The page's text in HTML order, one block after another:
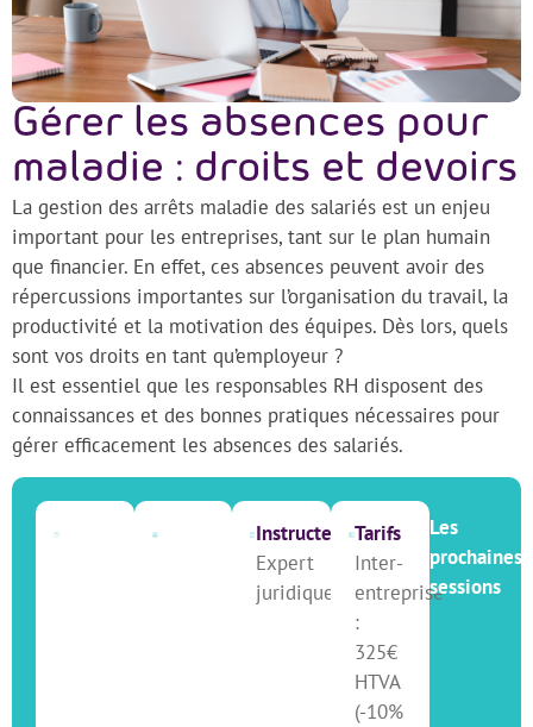
Gérer les absences pour
maladie : droits et devoirs
La gestion des arrêts maladie des salariés est un enjeu
important pour les entreprises, tant sur le plan humain
que financier. En effet, ces absences peuvent avoir des
répercussions importantes sur l’organisation du travail, la
productivité et la motivation des équipes. Dès lors, quels
sont vos droits en tant qu’employeur ?
Il est essentiel que les responsables RH disposent des
connaissances et des bonnes pratiques nécessaires pour
gérer efficacement les absences des salariés.
Instructeur
Expert
juridique
Tarifs
Inter-
entreprise
:
325€
HTVA
(-10%
Les
prochaines
sessions